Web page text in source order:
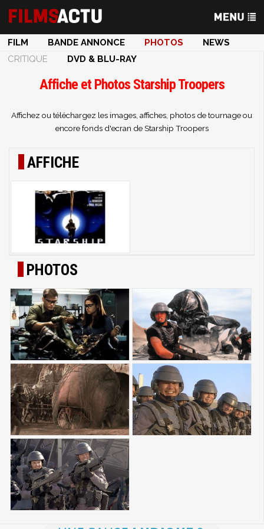
FILM BANDE ANNONCE PHOTOS
NEWS
CRITIQUE
DVD & BLU-RAY
Affiche et Photos Starship Troopers
Affichez ou téléchargez les images, affiches, photos de tournage ou
encore fonds d'ecran de Starship Troopers
AFFICHE
PHOTOS